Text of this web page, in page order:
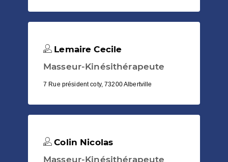
Lemaire Cecile
Masseur-Kinésithérapeute
7 Rue président coty, 73200 Albertville
Colin Nicolas
Masseur-Kinésithérapeute